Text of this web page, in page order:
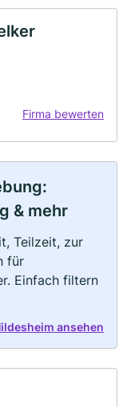
Firma bewerten
& mehr
Teilzeit, zur
für
Einfach filtern
ansehen